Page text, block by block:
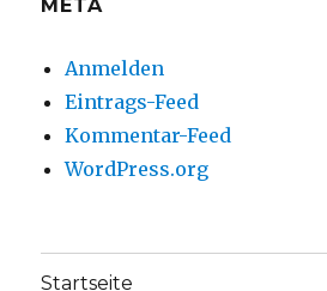
META
Anmelden
Eintrags-Feed
Kommentar-Feed
WordPress.org
Startseite